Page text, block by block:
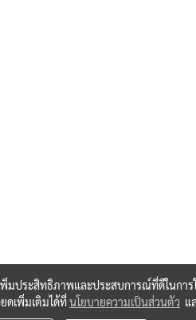
พิ่มประสิทธิภาพและประสบการณ์ที่ดีในการ
ดเพิ่มเติมได้ที่นโยบายความเป็นส่วนตัว แ